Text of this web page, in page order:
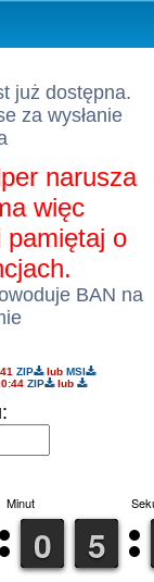
już dostępna.
za wysłanie
narusza
więc
pamiętaj o
BAN na
ZIP lub MSI
ZIP lub